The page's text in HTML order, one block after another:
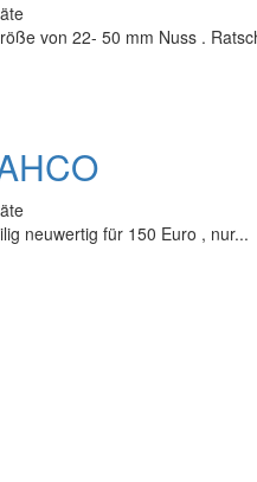
von 22- 50 mm Nuss .
neuwertig für 150 Euro , nur...